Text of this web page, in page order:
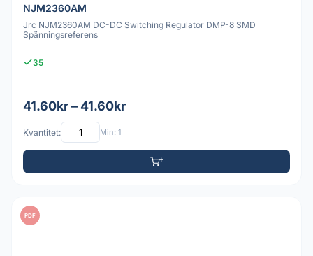
NJM2360AM
Jrc NJM2360AM DC-DC Switching Regulator DMP-8 SMD
Spänningsreferens
35
41.60kr – 41.60kr
Kvantitet: Min: 1
PDF